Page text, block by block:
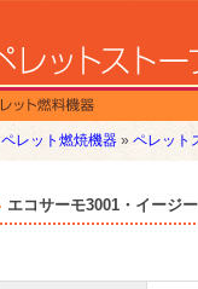
ペレット燃焼機器 » ペレット
エコサーモ3001・イージ